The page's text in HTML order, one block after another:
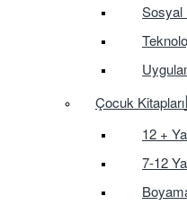
Sosyal
Çocuk Kitapları
12 +
7-12